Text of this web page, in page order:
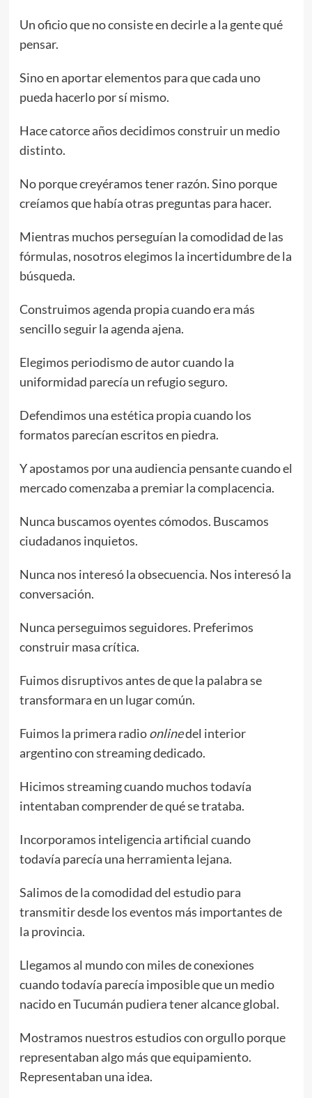
Un oficio que no consiste en decirle a la gente qué
pensar.
Sino en aportar elementos para que cada uno
pueda hacerlo por sí mismo.
Hace catorce años decidimos construir un medio
distinto.
No porque creyéramos tener razón. Sino porque
creíamos que había otras preguntas para hacer.
Mientras muchos perseguían la comodidad de las
fórmulas, nosotros elegimos la incertidumbre de la
búsqueda.
Construimos agenda propia cuando era más
sencillo seguir la agenda ajena.
Elegimos periodismo de autor cuando la
uniformidad parecía un refugio seguro.
Defendimos una estética propia cuando los
formatos parecían escritos en piedra.
Y apostamos por una audiencia pensante cuando el
mercado comenzaba a premiar la complacencia.
Nunca buscamos oyentes cómodos. Buscamos
ciudadanos inquietos.
Nunca nos interesó la obsecuencia. Nos interesó la
conversación.
Nunca perseguimos seguidores. Preferimos
construir masa crítica.
Fuimos disruptivos antes de que la palabra se
transformara en un lugar común.
Fuimos la primera radioonlinedel interior
argentino con streaming dedicado.
Hicimos streaming cuando muchos todavía
intentaban comprender de qué se trataba.
Incorporamos inteligencia artificial cuando
todavía parecía una herramienta lejana.
Salimos de la comodidad del estudio para
transmitir desde los eventos más importantes de
la provincia.
Llegamos al mundo con miles de conexiones
cuando todavía parecía imposible que un medio
nacido en Tucumán pudiera tener alcance global.
Mostramos nuestros estudios con orgullo porque
representaban algo más que equipamiento.
Representaban una idea.